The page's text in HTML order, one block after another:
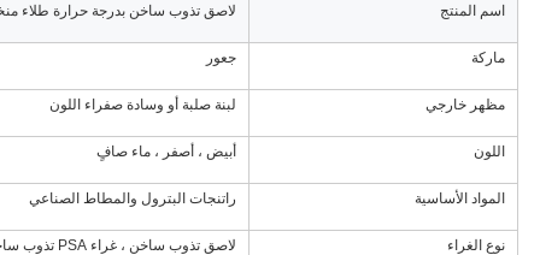
اسم المنتج لاصق تذوب ساخن بدرجة حرارة طلاء
ماركة جعور
مظهر خارجي لبنة صلبة أو وسادة صفراء اللون
اللون أبيض ، أصفر ، ماء صافٍ
المواد الأساسية راتنجات البترول والمطاط الصناعي
نوع الغراء لاصق تذوب ساخن ، غراء PSA تذوب ساخن ، تذوب ساخن